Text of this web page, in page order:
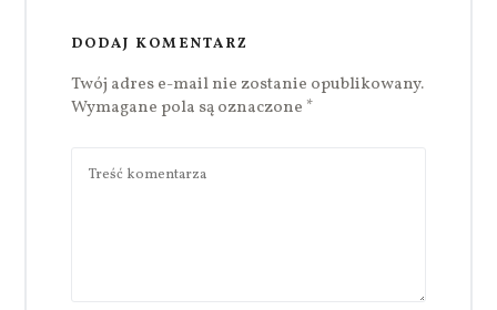
DODAJ KOMENTARZ
Twój adres e-mail nie zostanie opublikowany.
Wymagane pola są oznaczone *